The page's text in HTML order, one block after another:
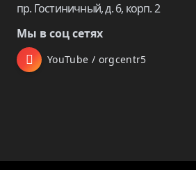
пр. Гостиничный, д. 6, корп. 2
Мы в соц сетях
YouTube / orgcentr5